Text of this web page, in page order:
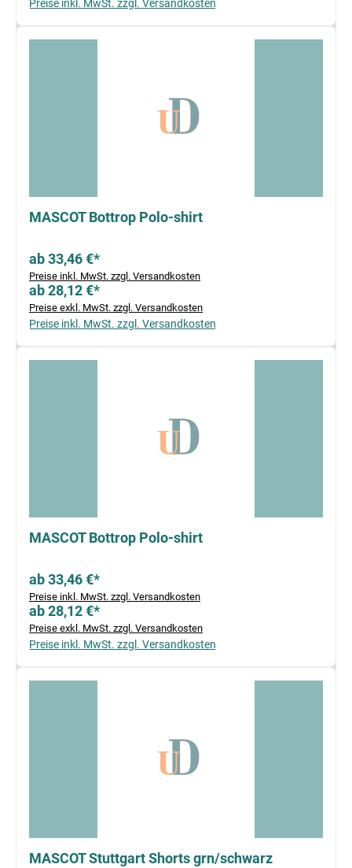
Preise inkl. MwSt. zzgl. Versandkosten
MASCOT Bottrop Polo-shirt
ab 33,46 €*
Preise inkl. MwSt. zzgl. Versandkosten
ab 28,12 €*
Preise exkl. MwSt. zzgl. Versandkosten
Preise inkl. MwSt. zzgl. Versandkosten
MASCOT Bottrop Polo-shirt
ab 33,46 €*
Preise inkl. MwSt. zzgl. Versandkosten
ab 28,12 €*
Preise exkl. MwSt. zzgl. Versandkosten
Preise inkl. MwSt. zzgl. Versandkosten
MASCOT Stuttgart Shorts grn/schwarz